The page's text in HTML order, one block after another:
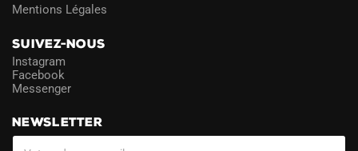
Mentions Légales
SUIVEZ-NOUS
Instagram
Facebook
Messenger
NEWSLETTER